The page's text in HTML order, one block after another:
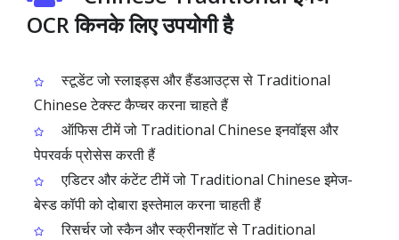
OCR किनके लिए उपयोगी है
स्टूडेंट जो स्लाइड्स और हैंडआउट्स से Traditional
Chinese टेक्स्ट कैप्चर करना चाहते हैं
ऑफिस टीमें जो Traditional Chinese इनवॉइस और
पेपरवर्क प्रोसेस करती हैं
एडिटर और कंटेंट टीमें जो Traditional Chinese इमेज-
बेस्ड कॉपी को दोबारा इस्तेमाल करना चाहती हैं
रिसर्चर जो स्कैन और स्क्रीनशॉट से Traditional